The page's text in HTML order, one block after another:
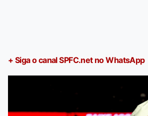
+ Siga o canal SPFC.net no WhatsApp